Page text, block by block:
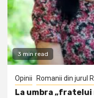
3 min read
Opinii Romanii din jurul
La umbra „fratelui